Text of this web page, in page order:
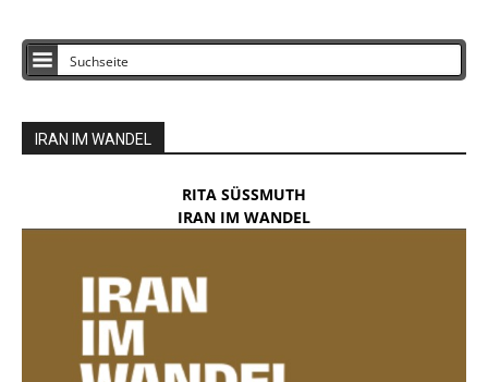
IRAN IM WANDEL
RITA SÜSSMUTH
IRAN IM WANDEL